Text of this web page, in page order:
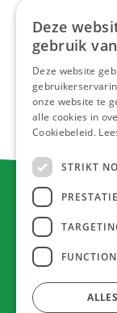
E.
Gaston
3900 , België
Deze
gebruik
Deze website
onze website te
alle cookies in
Cookiebeleid.
STRIKT
PRESTATIE